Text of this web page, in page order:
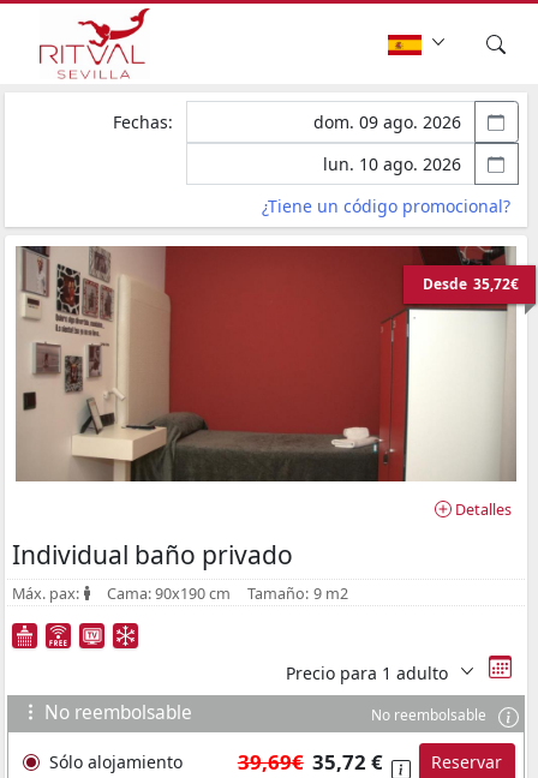
Fechas:
¿Tiene un código promocional?
Desde 35,72€
Detalles
Individual baño privado
Máx. pax: Cama: 90x190 cm Tamaño: 9 m2
Precio para 1 adulto
No reembolsable No reembolsable
Sólo alojamiento 39,69€ 35,72 € Reservar